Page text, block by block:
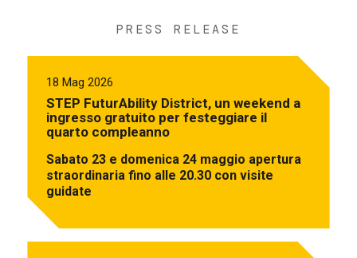
PRESS RELEASE
18 Mag 2026
STEP FuturAbility District, un weekend a
ingresso gratuito per festeggiare il
quarto compleanno
Sabato 23 e domenica 24 maggio apertura
straordinaria fino alle 20.30 con visite
guidate